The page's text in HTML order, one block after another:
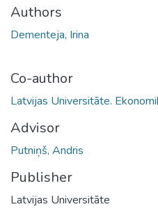
Authors
Dementeja, Irina
Co-author
Latvijas Universitāte.
Advisor
Putniņš, Andris
Publisher
Latvijas Universitāte